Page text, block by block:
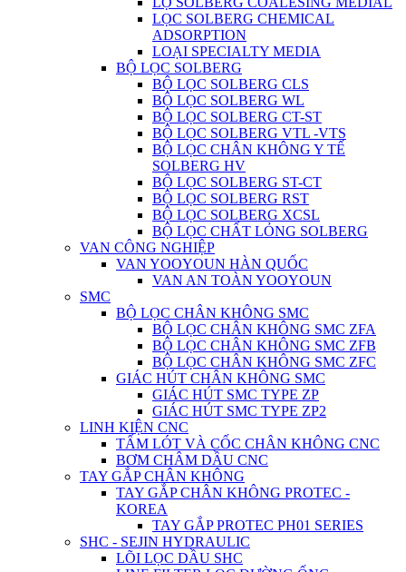
LỌC SOLBERG CHEMICAL
ADSORPTION
LOẠI SPECIALTY MEDIA
BỘ LỌC SOLBERG
BỘ LỌC SOLBERG CLS
BỘ LỌC SOLBERG WL
BỘ LỌC SOLBERG CT-ST
BỘ LỌC SOLBERG VTL -VTS
BỘ LỌC CHÂN KHÔNG Y TẾ
SOLBERG HV
BỘ LỌC SOLBERG ST-CT
BỘ LỌC SOLBERG RST
BỘ LỌC SOLBERG XCSL
BỘ LỌC CHẤT LỎNG SOLBERG
VAN CÔNG NGHIỆP
VAN YOOYOUN HÀN QUỐC
VAN AN TOÀN YOOYOUN
SMC
BỘ LỌC CHÂN KHÔNG SMC
BỘ LỌC CHÂN KHÔNG SMC ZFA
BỘ LỌC CHÂN KHÔNG SMC ZFB
BỘ LỌC CHÂN KHÔNG SMC ZFC
GIÁC HÚT CHÂN KHÔNG SMC
GIÁC HÚT SMC TYPE ZP
GIÁC HÚT SMC TYPE ZP2
LINH KIỆN CNC
TẤM LÓT VÀ CỐC CHÂN KHÔNG CNC
BƠM CHÂM DẦU CNC
TAY GẮP CHÂN KHÔNG
TAY GẮP CHÂN KHÔNG PROTEC -
KOREA
TAY GẮP PROTEC PH01 SERIES
SHC - SEJIN HYDRAULIC
LÕI LỌC DẦU SHC